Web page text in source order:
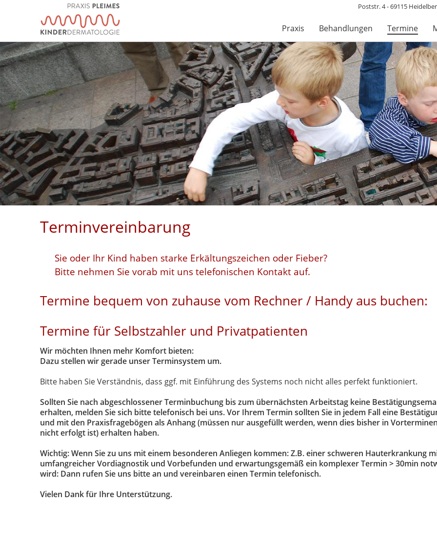
Poststr. 4 - 69115
Praxis Behandlungen Termine
Terminvereinbarung
Sie oder Ihr Kind haben starke Erkältungszeichen oder Fieber?
Bitte nehmen Sie vorab mit uns telefonischen Kontakt auf.
Termine bequem von zuhause vom Rechner / Handy aus buchen:
Termine für Selbstzahler und Privatpatienten
Wir möchten Ihnen mehr Komfort bieten:
Dazu stellen wir gerade unser Terminsystem um.
Bitte haben Sie Verständnis, dass ggf. mit Einführung des Systems noch nicht alles perfekt funktioniert.
Sollten Sie nach abgeschlossener Terminbuchung bis zum übernächsten Arbeitstag keine
erhalten, melden Sie sich bitte telefonisch bei uns.Vor Ihrem Termin sollten Sie in jedem Fall eine
und mit den Praxisfragebögen als Anhang (müssen nur ausgefüllt werden, wenn dies bisher in
nicht erfolgt ist) erhalten haben.
Wichtig: Wenn Sie zu uns mit einem besonderen Anliegen kommen: Z.B. einer schweren Hauterkrankung
umfangreicher Vordiagnostik und Vorbefunden und erwartungsgemäß ein komplexer Termin > 30min
wird: Dann rufen Sie uns bitte an und vereinbaren einen Termin telefonisch.
Vielen Dank für Ihre Unterstützung.